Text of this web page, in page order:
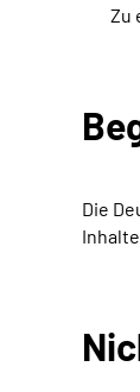
Zu
Die